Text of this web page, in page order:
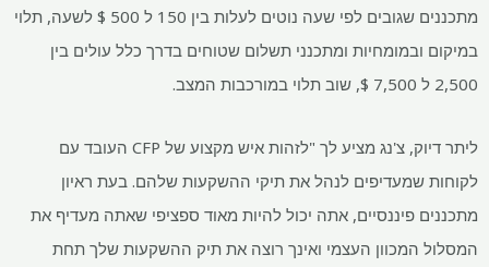
מתכננים שגובים לפי שעה נוטים לעלות בין 150 ל 500 $ לשעה, תלוי
במיקום ובמומחיות ומתכנני תשלום שטוחים בדרך כלל עולים בין
2,500 ל 7,500 $, שוב תלוי במורכבות המצב.
ליתר דיוק, צ'נג מציע לך "לזהות איש מקצוע של CFP העובד עם
לקוחות שמעדיפים לנהל את תיקי ההשקעות שלהם. בעת ראיון
מתכננים פיננסיים, אתה יכול להיות מאוד ספציפי שאתה מעדיף את
המסלול המכוון העצמי ואינך רוצה את תיק ההשקעות שלך תחת